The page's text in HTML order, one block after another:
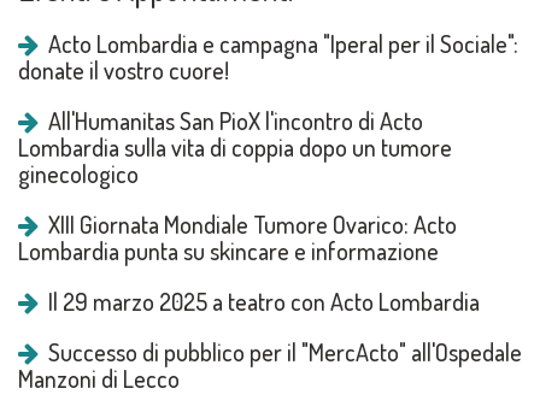
Acto Lombardia e campagna "Iperal per il Sociale":
donate il vostro cuore!
All'Humanitas San PioX l'incontro di Acto
Lombardia sulla vita di coppia dopo un tumore
ginecologico
XIII Giornata Mondiale Tumore Ovarico: Acto
Lombardia punta su skincare e informazione
Il 29 marzo 2025 a teatro con Acto Lombardia
Successo di pubblico per il "MercActo" all'Ospedale
Manzoni di Lecco